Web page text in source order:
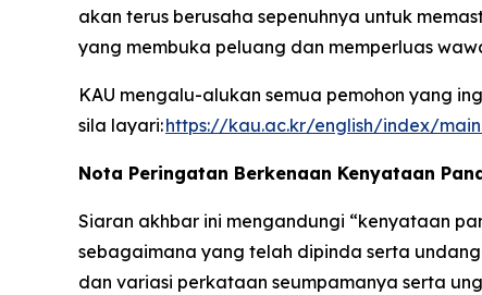
akan terus berusaha sepenuhnya untuk
yang membuka peluang dan memperluas
KAU mengalu-alukan semua pemohon yang
sila layari:https://kau.ac.kr/english/index/
Nota Peringatan Berkenaan Kenyataan
Siaran akhbar ini mengandungi “kenyataan
sebagaimana yang telah dipinda serta
dan variasi perkataan seumpamanya serta